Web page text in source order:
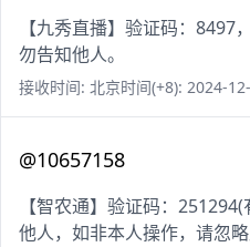
【九秀直播】验证码：
勿告知他人。
接收时间: 北京时间(+8): 2024-
@10657158
【智农通】验证码：
他人，如非本人操作，请忽略